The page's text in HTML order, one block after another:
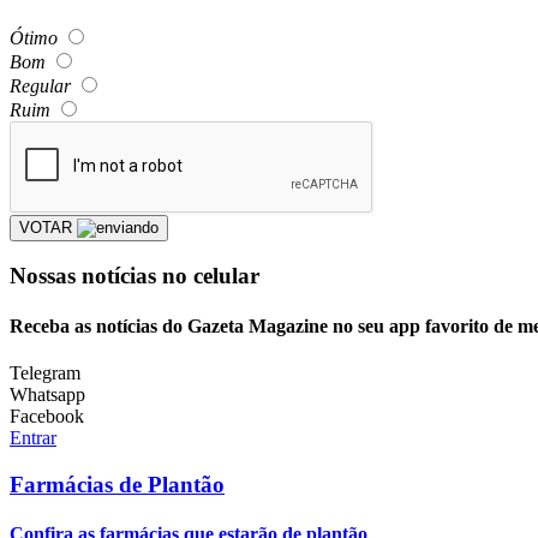
Ótimo
Bom
Regular
Ruim
VOTAR
Nossas notícias no celular
Receba as notícias do Gazeta Magazine no seu app favorito de
Telegram
Whatsapp
Facebook
Entrar
Farmácias de Plantão
Confira as farmácias que estarão de plantão